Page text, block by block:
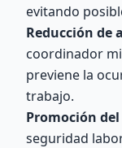
evitando
Reducción de
coordinador
previene la
trabajo.
Promoción
seguridad